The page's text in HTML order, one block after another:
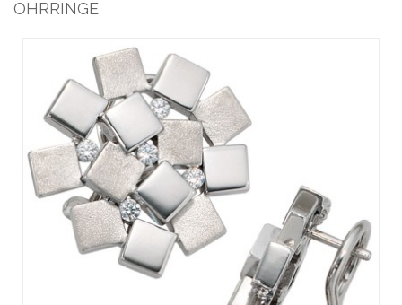
OHRRINGE